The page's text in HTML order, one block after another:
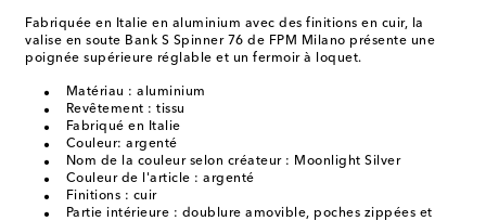
Fabriquée en Italie en aluminium avec des finitions en cuir, la
valise en soute Bank S Spinner 76 de FPM Milano présente une
poignée supérieure réglable et un fermoir à loquet.
Matériau : aluminium
Revêtement : tissu
Fabriqué en Italie
Couleur: argenté
Nom de la couleur selon créateur : Moonlight Silver
Couleur de l'article : argenté
Finitions : cuir
Partie intérieure : doublure amovible, poches zippées et